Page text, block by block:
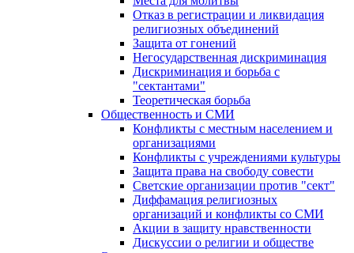
Отказ в регистрации и ликвидация
религиозных объединений
Защита от гонений
Негосударственная дискриминация
Дискриминация и борьба с
"сектантами"
Теоретическая борьба
Общественность и СМИ
Конфликты с местным населением и
организациями
Конфликты с учреждениями культуры
Защита права на свободу совести
Светские организации против "сект"
Диффамация религиозных
организаций и конфликты со СМИ
Акции в защиту нравственности
Дискуссии о религии и обществе